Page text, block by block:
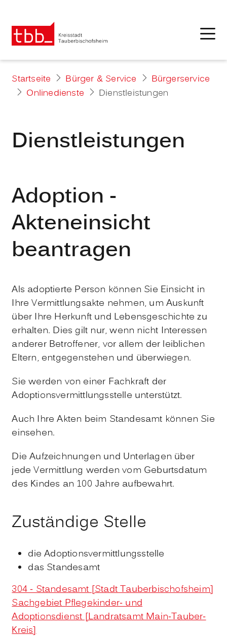
Startseite Bürger & Service
Bürgerservice
Onlinedienste
Dienstleistungen
Dienstleistungen
Adoption -
Akteneinsicht
beantragen
Als adoptierte Person können Sie Einsicht in
Ihre Vermittlungsakte nehmen, um Auskunft
über Ihre Herkunft und Lebensgeschichte zu
erhalten. Dies gilt nur, wenn nicht Interessen
anderer Betroffener, vor allem der leiblichen
Eltern, entgegenstehen und überwiegen.
Sie werden von einer Fachkraft der
Adoptionsvermittlungsstelle unterstützt.
Auch Ihre Akten beim Standesamt können Sie
einsehen.
Die Aufzeichnungen und Unterlagen über
jede Vermittlung werden vom Geburtsdatum
des Kindes an 100 Jahre aufbewahrt.
Zuständige Stelle
die Adoptionsvermittlungsstelle
das Standesamt
304 - Standesamt [Stadt Tauberbischofsheim]
Sachgebiet Pflegekinder- und
Adoptionsdienst [Landratsamt Main-Tauber-
Kreis]